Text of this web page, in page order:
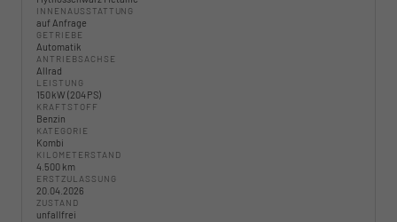
INNENAUSSTATTUNG
auf Anfrage
GETRIEBE
Automatik
ANTRIEBSACHSE
Allrad
LEISTUNG
150 kW (204 PS)
KRAFTSTOFF
Benzin
KATEGORIE
Kombi
KILOMETERSTAND
4.500 km
ERSTZULASSUNG
20.04.2026
ZUSTAND
unfallfrei